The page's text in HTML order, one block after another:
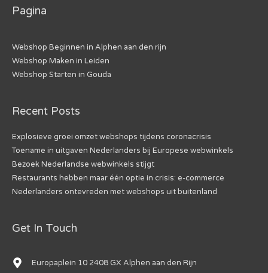
Pagina
Webshop Beginnen in Alphen aan den rijn
Webshop Maken in Leiden
Webshop Starten in Gouda
Recent Posts
Explosieve groei omzet webshops tijdens coronacrisis
Toename in uitgaven Nederlanders bij Europese webwinkels
Bezoek Nederlandse webwinkels stijgt
Restaurants hebben maar één optie in crisis: e-commerce
Nederlanders ontevreden met webshops uit buitenland
Get In Touch
Europaplein 10 2408 GX Alphen aan den Rijn